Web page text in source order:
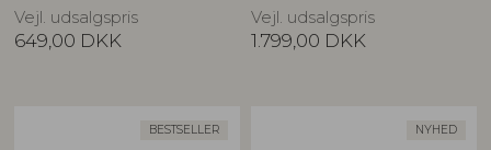
Vejl. udsalgspris
649,00 DKK
Vejl. udsalgspris
1.799,00 DKK
BESTSELLER NYHED